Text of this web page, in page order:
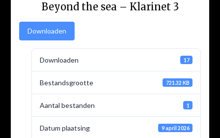
Beyond the sea – Klarinet 3
Downloaden
Downloaden 17
Bestandsgrootte 721.32 KB
Aantal bestanden 1
Datum plaatsing 9 april 2026